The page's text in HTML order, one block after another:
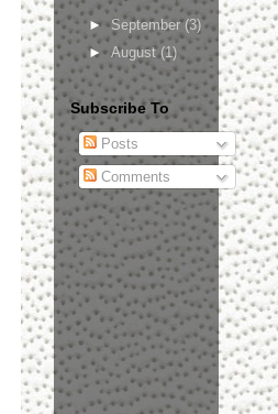
►September(3)
► August(1)
Subscribe To
Posts
Comments